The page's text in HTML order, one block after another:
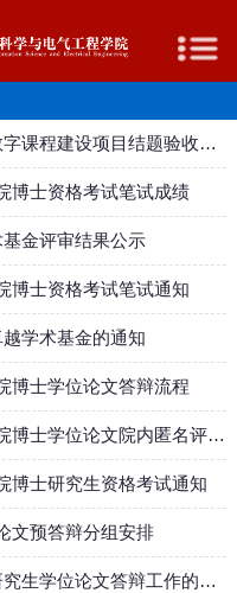
关于2023年度自动化学院研究生数字课程建设项目结题验收结果的公示
博士资格考试笔试成绩
金评审结果公示
博士资格考试笔试通知
学术基金的通知
博士学位论文答辩流程
2024-2025学年第二学期自动化学院博士学位论文院内匿名评阅通知
博士研究生资格考试通知
文预答辩分组安排
关于开展自动化学院2022级硕士研究生学位论文答辩工作的通知